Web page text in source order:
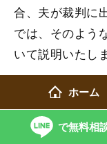
合、夫が裁判に
では、そのよう
いて説明いたし
所在が分かる
る（付郵便送
ホーム
で無料相